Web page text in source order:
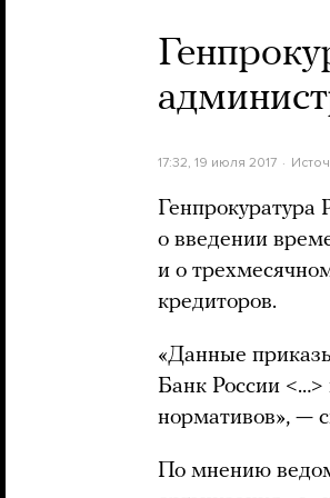
17:32, 19 июля 2017
о введении
и о
кредиторов.
«Данные
Банк России
нормативов», —
По мнению